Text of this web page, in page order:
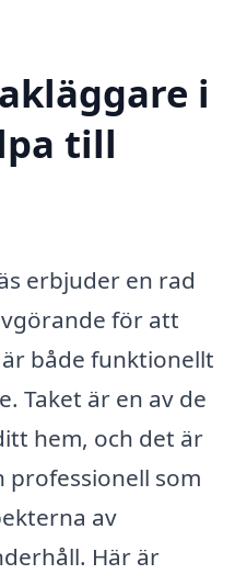
i
till
erbjuder en rad
för att
både funktionellt
Taket är en av de
hem, och det är
som
av
Här är